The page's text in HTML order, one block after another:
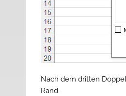
Nach dem dritten
Rand.